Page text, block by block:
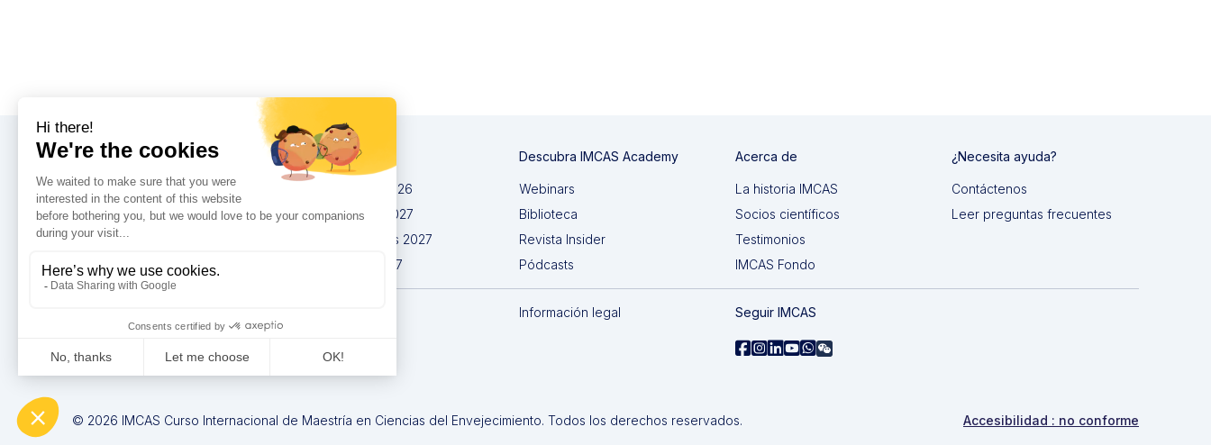
Congresos
IMCAS China 2026
IMCAS World 2027
IMCAS Americas 2027
IMCAS Asia 2027
Descubra IMCAS Academy
Webinars
Biblioteca
Revista Insider
Pódcasts
Acerca de
La historia IMCAS
Socios científicos
Testimonios
IMCAS Fondo
¿Necesita ayuda?
Contáctenos
Leer preguntas frecuentes
Información legal Seguir IMCAS
© 2026 IMCAS Curso Internacional de Maestría en Ciencias del Envejecimiento. Todos los derechos reservados. Accesibilidad : no conforme